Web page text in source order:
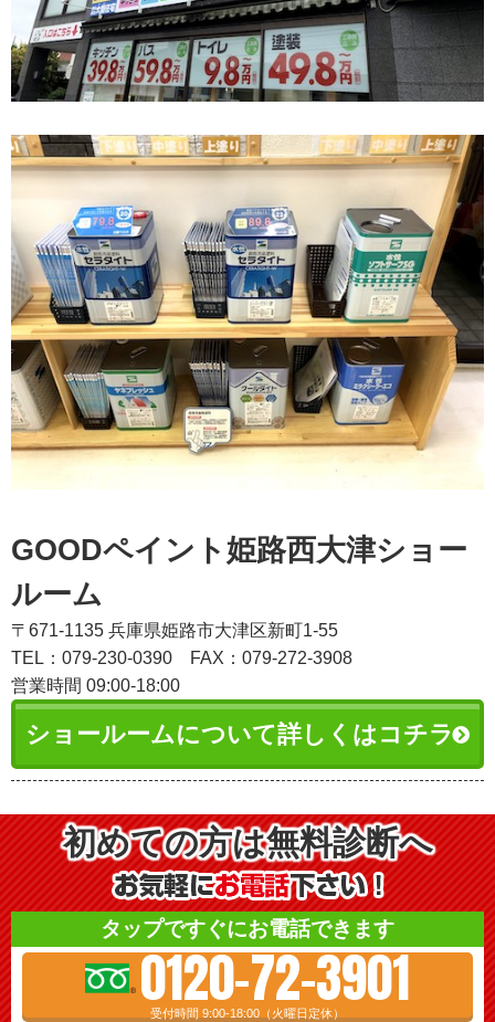
GOODペイント姫路西大津ショー
ルーム
〒671-1135 兵庫県姫路市大津区新町1-55
TEL：079-230-0390
FAX：079-272-3908
営業時間 09:00-18:00
ショールームについて詳しくはコチラ
初めての方は無料診断へ
タップですぐにお電話できます
0120-72-3901
受付時間 9:00-18:00（火曜日定休）